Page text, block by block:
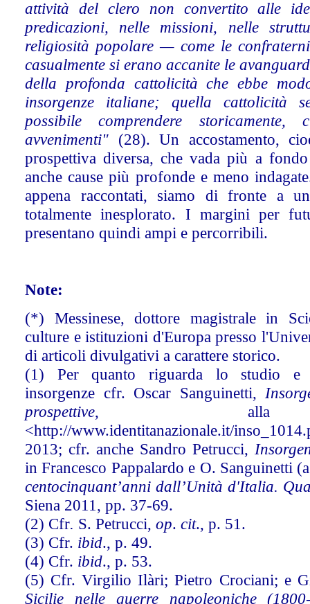
attività del clero non convertito alle
predicazioni, nelle missioni, nelle
religiosità popolare — come le
casualmente si erano accanite le
della profonda cattolicità che ebbe
insorgenze italiane; quella cattolicità
possibile comprendere storicamente,
avvenimenti" (28). Un accostamento,
prospettiva diversa, che vada più a
anche cause più profonde e meno
appena raccontati, siamo di fronte a
totalmente inesplorato. I margini per
presentano quindi ampi e percorribili.
Note:
(*) Messinese, dottore magistrale in
culture e istituzioni d'Europa presso
di articoli divulgativi a carattere storico.
(1) Per quanto riguarda lo studio e
insorgenze cfr. Oscar Sanguinetti,
prospettive,
<http://www.identitanazionale.it/
2013; cfr. anche Sandro Petrucci,
in Francesco Pappalardo e O. Sanguinetti
centocinquant’anni dall’Unità d'Italia.
Siena 2011, pp. 37-69.
(2) Cfr. S. Petrucci, op. cit., p. 51.
(3) Cfr. ibid., p. 49.
(4) Cfr. ibid., p. 53.
(5) Cfr. Virgilio Ilàri; Pietro Crociani; e
Sicilie nelle guerre napoleoniche